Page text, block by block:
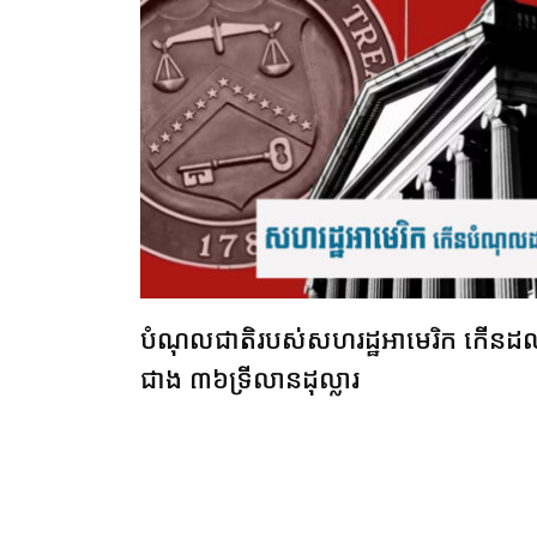
បំណុលជាតិរបស់សហរដ្ឋអាមេរិក កើន
ជាង ៣៦ទ្រីលានដុល្លារ